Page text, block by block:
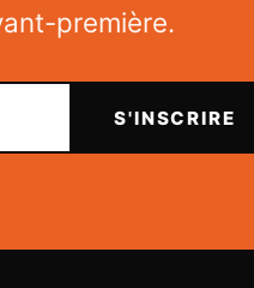
première.
S'INSCRIRE